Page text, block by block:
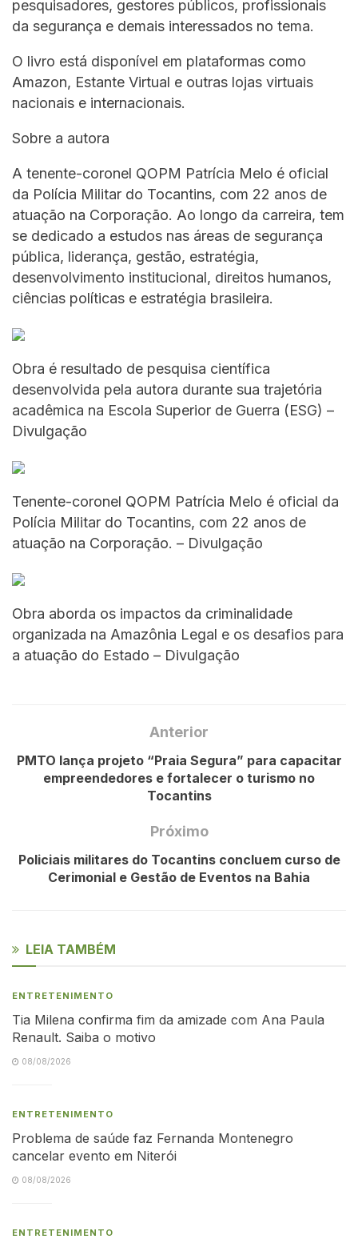
pesquisadores, gestores públicos, profissionais
da segurança e demais interessados no tema.
O livro está disponível em plataformas como
Amazon, Estante Virtual e outras lojas virtuais
nacionais e internacionais.
Sobre a autora
A tenente-coronel QOPM Patrícia Melo é oficial
da Polícia Militar do Tocantins, com 22 anos de
atuação na Corporação. Ao longo da carreira, tem
se dedicado a estudos nas áreas de segurança
pública, liderança, gestão, estratégia,
desenvolvimento institucional, direitos humanos,
ciências políticas e estratégia brasileira.
Obra é resultado de pesquisa científica
desenvolvida pela autora durante sua trajetória
acadêmica na Escola Superior de Guerra (ESG) –
Divulgação
Tenente-coronel QOPM Patrícia Melo é oficial da
Polícia Militar do Tocantins, com 22 anos de
atuação na Corporação. – Divulgação
Obra aborda os impactos da criminalidade
organizada na Amazônia Legal e os desafios para
a atuação do Estado – Divulgação
Anterior
PMTO lança projeto “Praia Segura” para capacitar
empreendedores e fortalecer o turismo no
Tocantins
Próximo
Policiais militares do Tocantins concluem curso de
Cerimonial e Gestão de Eventos na Bahia
LEIA TAMBÉM
ENTRETENIMENTO
Tia Milena confirma fim da amizade com Ana Paula
Renault. Saiba o motivo
08/08/2026
ENTRETENIMENTO
Problema de saúde faz Fernanda Montenegro
cancelar evento em Niterói
08/08/2026
ENTRETENIMENTO